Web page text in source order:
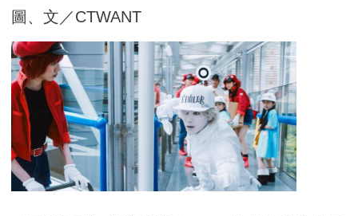
圖、文／CTWANT